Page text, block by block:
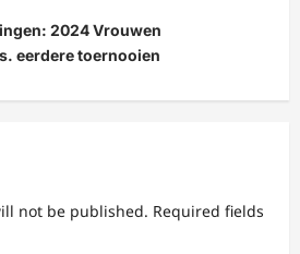
2024 Vrouwen
eerdere toernooien
not be published. Required fields